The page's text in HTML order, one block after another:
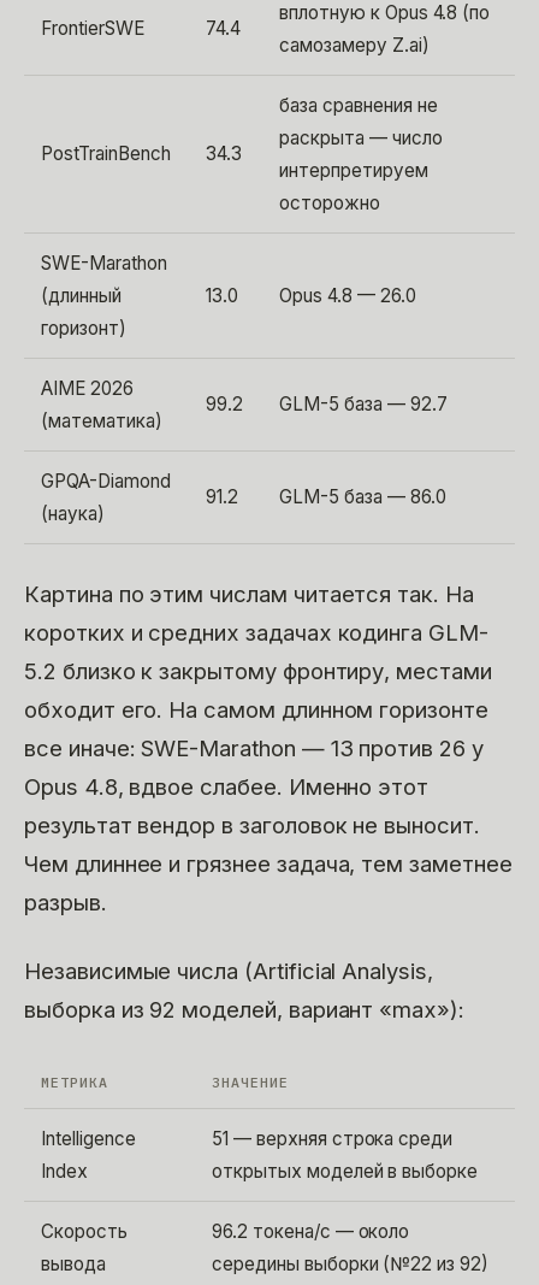
FrontierSWE 74.4
вплотную к Opus 4.8 (по
самозамеру Z.ai)
PostTrainBench 34.3
база сравнения не
раскрыта — число
интерпретируем
осторожно
SWE-Marathon
(длинный
горизонт)
13.0 Opus 4.8 — 26.0
AIME 2026
(математика)
99.2 GLM-5 база — 92.7
GPQA-Diamond
(наука)
91.2 GLM-5 база — 86.0
Картина по этим числам читается так. На
коротких и средних задачах кодинга GLM-
5.2 близко к закрытому фронтиру, местами
обходит его. На самом длинном горизонте
все иначе: SWE-Marathon — 13 против 26 у
Opus 4.8, вдвое слабее. Именно этот
результат вендор в заголовок не выносит.
Чем длиннее и грязнее задача, тем заметнее
разрыв.
Независимые числа (Artificial Analysis,
выборка из 92 моделей, вариант «max»):
МЕТРИКА ЗНАЧЕНИЕ
Intelligence
Index
51 — верхняя строка среди
открытых моделей в выборке
Скорость
вывода
96.2 токена/с — около
середины выборки (№22 из 92)